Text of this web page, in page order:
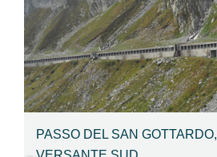
PASSO DEL SAN GOTTARDO,